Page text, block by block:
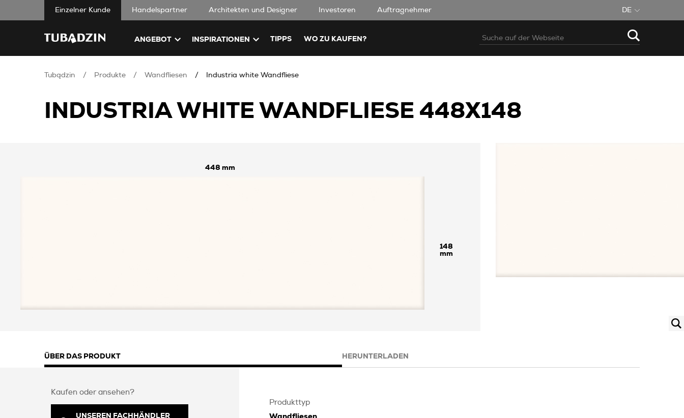
Einzelner Kunde Handelspartner Architekten und Designer Investoren Auftragnehmer DE
ANGEBOT INSPIRATIONEN TIPPS WO ZU KAUFEN?
Tubądzin Produkte Wandfliesen Industria white Wandfliese
INDUSTRIA WHITE WANDFLIESE 448X148
448
148
ÜBER DAS PRODUKT HERUNTERLADEN
Kaufen oder ansehen?
UNSEREN FACHHÄNDLER
Produkttyp